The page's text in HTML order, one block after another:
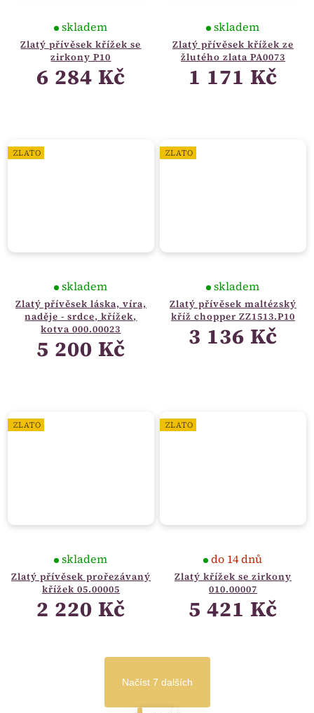
Zlatý přívěsek křížek se
zirkony P10
skladem
6 284 Kč
Zlatý přívěsek křížek ze
žlutého zlata PA0073
skladem
1 171 Kč
ZLATO
Zlatý přívěsek láska, víra,
naděje - srdce, křížek,
kotva 000.00023
skladem
5 200 Kč
ZLATO
Zlatý přívěsek maltézský
kříž chopper ZZ1513.P10
skladem
3 136 Kč
ZLATO
Zlatý přívěsek prořezávaný
křížek 05.00005
skladem
2 220 Kč
ZLATO
Zlatý křížek se zirkony
010.00007
do 14 dnů
5 421 Kč
Načíst 7 dalších